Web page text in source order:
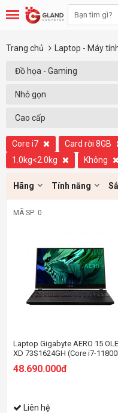
Trang chủ Laptop - Máy
Đồ họa - Gaming
Nhỏ gọn
Cao cấp
Core i7 Card rời 8GB
1.0kg<2.0kg
Không
Hãng Tính năng
MÃ SP: 0
Laptop Gigabyte AERO 15
XD 73S1624GH (Core i7-
15.6 inch UHD | Win 10 | Đen)
48.690.000đ
Liên hệ